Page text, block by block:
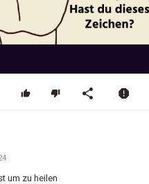
um zu heilen